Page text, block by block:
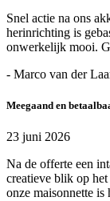
Snel actie na ons
herinrichting is
onwerkelijk mooi.
- Marco van der
Meegaand en
23 juni 2026
Na de offerte een
creatieve blik op
onze maisonnette